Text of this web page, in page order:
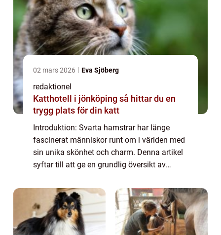
02 mars 2026 Eva Sjöberg
redaktionel
Katthotell i jönköping så hittar du en
trygg plats för din katt
Introduktion: Svarta hamstrar har länge
fascinerat människor runt om i världen med
sin unika skönhet och charm. Denna artikel
syftar till att ge en grundlig översikt av
popularitet och hur de skiljer sig ...